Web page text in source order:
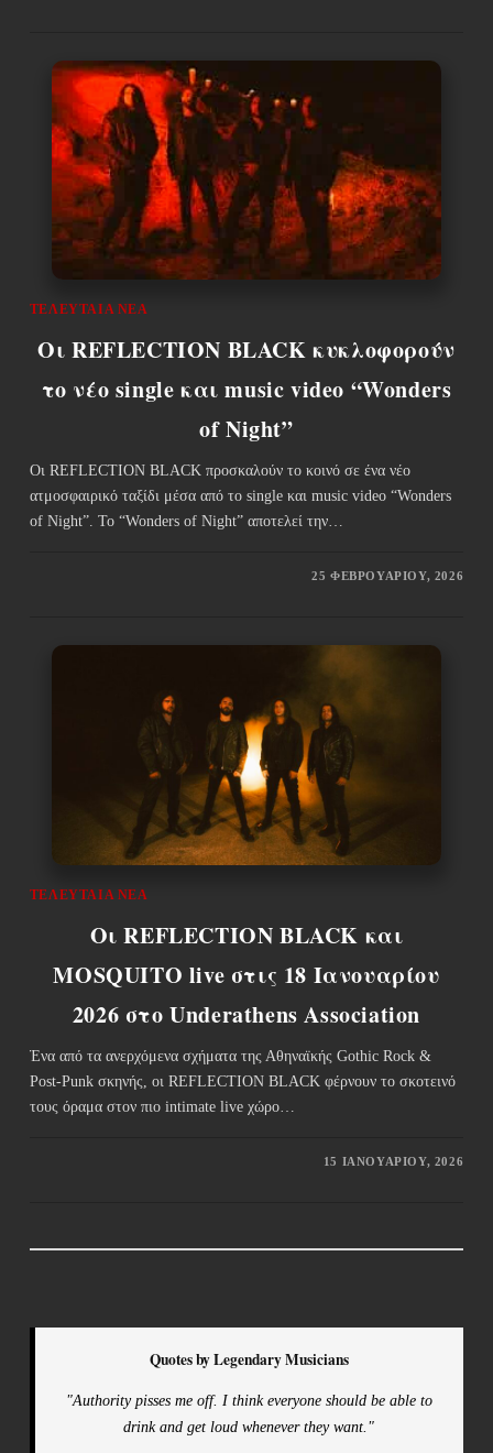
ΤΕΛΕΥΤΑΊΑ ΝΈΑ
Οι REFLECTION BLACΚ κυκλοφορούν
το νέο single και music video “Wonders
of Night”
Οι REFLECTION BLACΚ προσκαλούν το κοινό σε ένα νέο
ατμοσφαιρικό ταξίδι μέσα από το single και music video “Wonders
of Night”. Το “Wonders of Night” αποτελεί την…
25 ΦΕΒΡΟΥΑΡΊΟΥ, 2026
ΤΕΛΕΥΤΑΊΑ ΝΈΑ
Οι REFLECTION BLACK και
MOSQUITO live στις 18 Ιανουαρίου
2026 στο Underathens Association
Ένα από τα ανερχόμενα σχήματα της Αθηναϊκής Gothic Rock &
Post-Punk σκηνής, οι REFLECTION BLACK φέρνουν το σκοτεινό
τους όραμα στον πιο intimate live χώρο…
15 ΙΑΝΟΥΑΡΊΟΥ, 2026
Quotes by Legendary Musicians
"Authority pisses me off. I think everyone should be able to
drink and get loud whenever they want."